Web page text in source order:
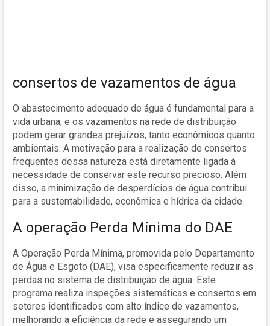
consertos de vazamentos de água
O abastecimento adequado de água é fundamental para a
vida urbana, e os vazamentos na rede de distribuição
podem gerar grandes prejuízos, tanto econômicos quanto
ambientais. A motivação para a realização de consertos
frequentes dessa natureza está diretamente ligada à
necessidade de conservar este recurso precioso. Além
disso, a minimização de desperdícios de água contribui
para a sustentabilidade, econômica e hídrica da cidade.
A operação Perda Mínima do DAE
A Operação Perda Mínima, promovida pelo Departamento
de Água e Esgoto (DAE), visa especificamente reduzir as
perdas no sistema de distribuição de água. Este
programa realiza inspeções sistemáticas e consertos em
setores identificados com alto índice de vazamentos,
melhorando a eficiência da rede e assegurando um